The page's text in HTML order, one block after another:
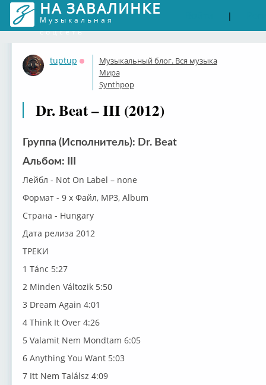
НА ЗАВАЛИНКЕ
Музыкальная
соцсеть
|
tuptup
Оффлайн
Музыкальный блог. Вся музыка
Мира
Synthpop
Dr. Beat – III (2012)
Группа (Исполнитель): Dr. Beat
Альбом: III
Лейбл - Not On Label – none
Формат - 9 x Файл, MP3, Album
Страна - Hungary
Дата релиза 2012
ТРЕКИ
1 Tánc 5:27
2 Minden Változik 5:50
3 Dream Again 4:01
4 Think It Over 4:26
5 Valamit Nem Mondtam 6:05
6 Anything You Want 5:03
7 Itt Nem Találsz 4:09